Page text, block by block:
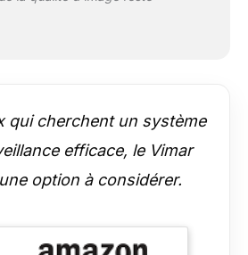
qui cherchent un système
efficace, le Vimar
option à considérer.